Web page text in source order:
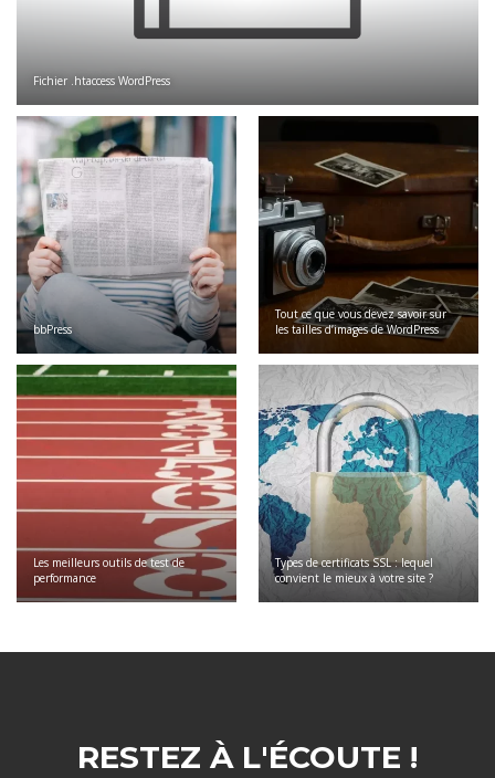
Fichier .htaccess WordPress
bbPress
Tout ce que vous devez savoir sur
les tailles d’images de WordPress
Les meilleurs outils de test de
performance
Types de certificats SSL : lequel
convient le mieux à votre site ?
RESTEZ À L'ÉCOUTE !